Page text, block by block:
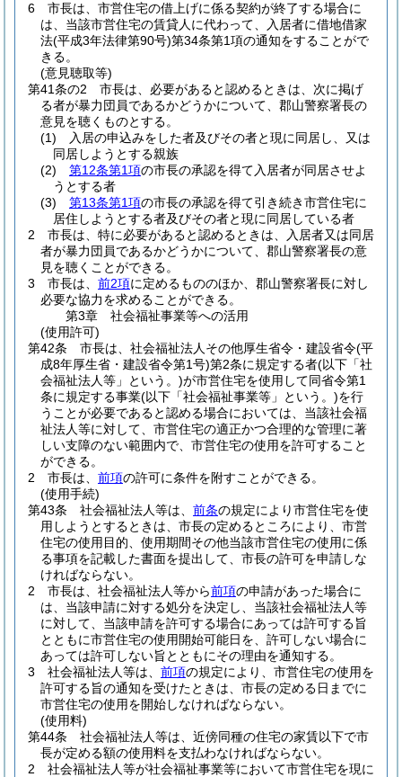
6
市長は、市営住宅の借上げに係る契約が終了する場合に
は、当該市営住宅の賃貸人に代わって、入居者に借地借家
法(平成3年法律第90号)第34条第1項の通知をすることがで
きる。
(意見聴取等)
第41条の2
市長は、必要があると認めるときは、次に掲げ
る者が暴力団員であるかどうかについて、郡山警察署長の
意見を聴くものとする。
(1)
入居の申込みをした者及びその者と現に同居し、又は
同居しようとする親族
(2)
第12条第1項の市長の承認を得て入居者が同居させよ
うとする者
(3)
第13条第1項の市長の承認を得て引き続き市営住宅に
居住しようとする者及びその者と現に同居している者
2
市長は、特に必要があると認めるときは、入居者又は同居
者が暴力団員であるかどうかについて、郡山警察署長の意
見を聴くことができる。
3
市長は、 前2項に定めるもののほか、郡山警察署長に対し
必要な協力を求めることができる。
第3章
社会福祉事業等への活用
(使用許可)
第42条
市長は、社会福祉法人その他厚生省令・建設省令(平
成8年厚生省・建設省令第1号)第2条に規定する者(以下「社
会福祉法人等」という。)が市営住宅を使用して同省令第1
条に規定する事業(以下「社会福祉事業等」という。)を行
うことが必要であると認める場合においては、当該社会福
祉法人等に対して、市営住宅の適正かつ合理的な管理に著
しい支障のない範囲内で、市営住宅の使用を許可すること
ができる。
2
市長は、 前項の許可に条件を附すことができる。
(使用手続)
第43条
社会福祉法人等は、 前条の規定により市営住宅を使
用しようとするときは、市長の定めるところにより、市営
住宅の使用目的、使用期間その他当該市営住宅の使用に係
る事項を記載した書面を提出して、市長の許可を申請しな
ければならない。
2
市長は、社会福祉法人等から前項の申請があった場合に
は、当該申請に対する処分を決定し、当該社会福祉法人等
に対して、当該申請を許可する場合にあっては許可する旨
とともに市営住宅の使用開始可能日を、許可しない場合に
あっては許可しない旨とともにその理由を通知する。
3
社会福祉法人等は、 前項の規定により、市営住宅の使用を
許可する旨の通知を受けたときは、市長の定める日までに
市営住宅の使用を開始しなければならない。
(使用料)
第44条
社会福祉法人等は、近傍同種の住宅の家賃以下で市
長が定める額の使用料を支払わなければならない。
2
社会福祉法人等が社会福祉事業等において市営住宅を現に